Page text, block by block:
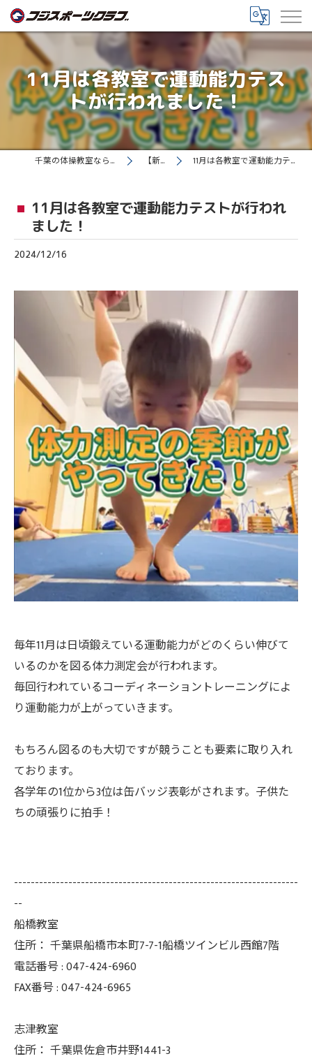
11月は各教室で運動能力テス
トが行われました！
千葉の体操教室ならフジスポーツクラブ 【新着情報】 11月は各教室で運動能力テストが行われました！
11月は各教室で運動能力テストが行われ
ました！
2024/12/16
毎年11月は日頃鍛えている運動能力がどのくらい伸びて
いるのかを図る体力測定会が行われます。
毎回行われているコーディネーショントレーニングによ
り運動能力が上がっていきます。
もちろん図るのも大切ですが競うことも要素に取り入れ
ております。
各学年の1位から3位は缶バッジ表彰がされます。子供た
ちの頑張りに拍手！
--------------------------------------------------------------------
--
船橋教室
住所： 千葉県船橋市本町7-7-1船橋ツインビル西館7階
電話番号 :047-424-6960
FAX番号 :047-424-6965
志津教室
住所： 千葉県佐倉市井野1441-3